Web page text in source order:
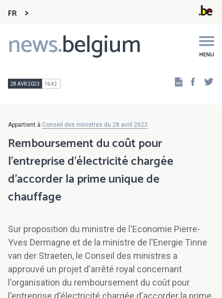
FR
news.belgium MENU
Main
navigation
28 AVR 2023 16:42
Appartient à Conseil des ministres du 28 avril 2023
Remboursement du coût pour
l'entreprise d'électricité chargée
d'accorder la prime unique de
chauffage
Sur proposition du ministre de l'Economie Pierre-
Yves Dermagne et de la ministre de l'Energie Tinne
van der Straeten, le Conseil des ministres a
approuvé un projet d'arrêté royal concernant
l'organisation du remboursement du coût pour
l'entreprise d'électricité chargée d'accorder la prime